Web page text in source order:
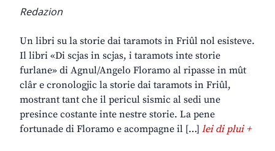
Redazion
Un libri su la storie dai taramots in Friûl nol esisteve.
Il libri «Di scjas in scjas, i taramots inte storie
furlane» di Agnul/Angelo Floramo al ripasse in mût
clâr e cronologjic la storie dai taramots in Friûl,
mostrant tant che il pericul sismic al sedi une
presince costante inte nestre storie. La pene
fortunade di Floramo e acompagne il […] lei di plui +